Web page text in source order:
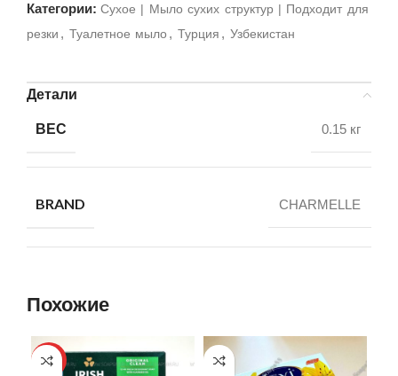
Категории: Cухое | Мыло сухих структур | Подходит для
резки , Туалетное мыло , Турция , Узбекистан
Детали
ВЕС 0.15 кг
BRAND CHARMELLE
Похожие
HOT